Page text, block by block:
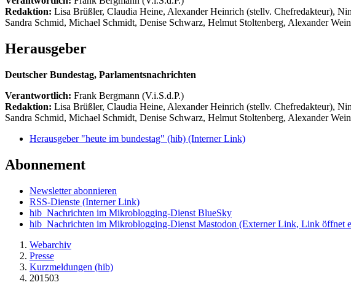
Redaktion: Lisa Brüßler, Claudia Heine, Alexander Heinrich (stellv. Chefredakteur),
Sandra Schmid, Michael Schmidt, Denise Schwarz, Helmut Stoltenberg, Alexander
Herausgeber
Deutscher Bundestag, Parlamentsnachrichten
Verantwortlich: Frank Bergmann (V.i.S.d.P.)
Redaktion: Lisa Brüßler, Claudia Heine, Alexander Heinrich (stellv. Chefredakteur),
Sandra Schmid, Michael Schmidt, Denise Schwarz, Helmut Stoltenberg, Alexander
Herausgeber "heute im bundestag" (hib) (Interner Link)
Abonnement
Newsletter abonnieren
RSS-Dienste (Interner Link)
hib_Nachrichten im Mikroblogging-Dienst BlueSky
hib_Nachrichten im Mikroblogging-Dienst Mastodon (Externer Link, Link öffnet
Webarchiv
Presse
Kurzmeldungen (hib)
201503